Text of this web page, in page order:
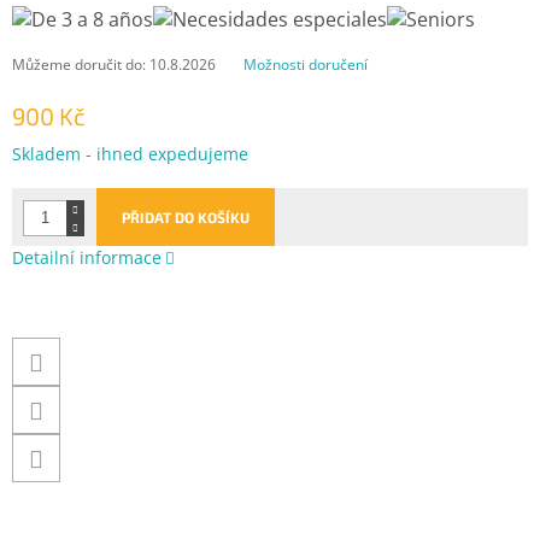
900 Kč
Měrná
Skladem - ihned expedujeme
Můžeme doručit do: 10.8.2026 Možnosti doručení
PŘIDAT DO KOŠÍKU
Detailní informace